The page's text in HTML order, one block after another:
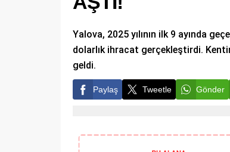
Yalova, 2025 yılının ilk 9 ayında
dolarlık ihracat gerçekleştirdi.
geldi.
Paylaş Tweetle Gönder